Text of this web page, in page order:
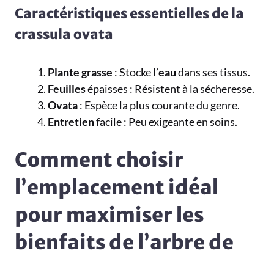
Caractéristiques essentielles de la
crassula ovata
Plante grasse : Stocke l’eaudans ses tissus.
Feuillesépaisses : Résistent à la sécheresse.
Ovata: Espèce la plus courante du genre.
Entretienfacile : Peu exigeante en soins.
Comment choisir
l’emplacement idéal
pour maximiser les
bienfaits de l’arbre de